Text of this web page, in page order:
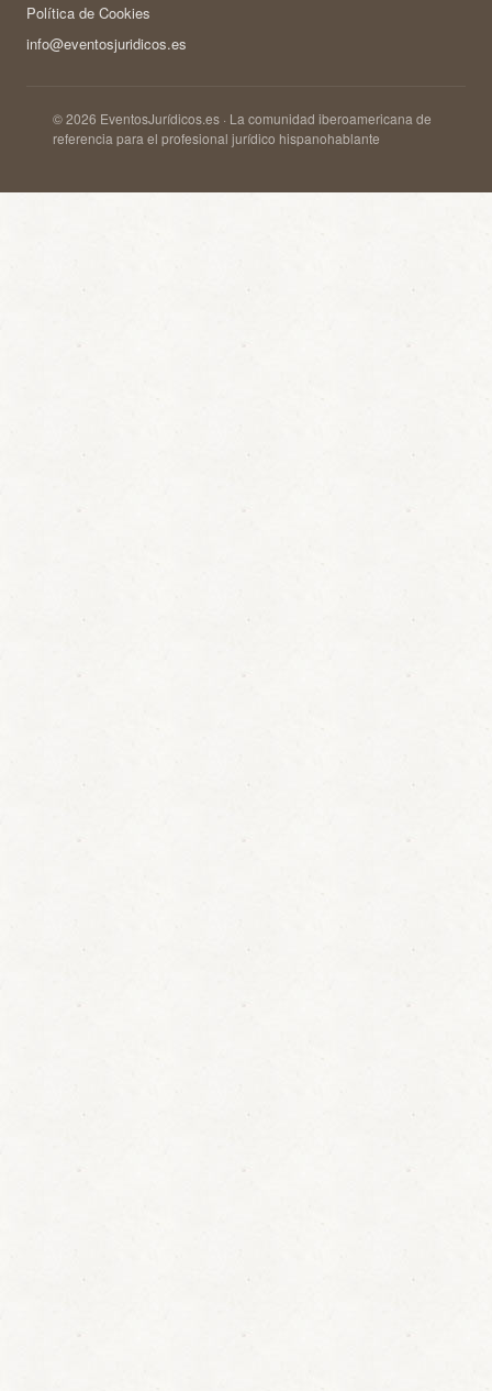
Política de Cookies
info@eventosjuridicos.es
© 2026 EventosJurídicos.es · La comunidad iberoamericana de
referencia para el profesional jurídico hispanohablante